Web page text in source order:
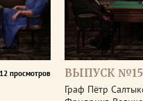
просмотров ВЫПУСК
Граф Пётр